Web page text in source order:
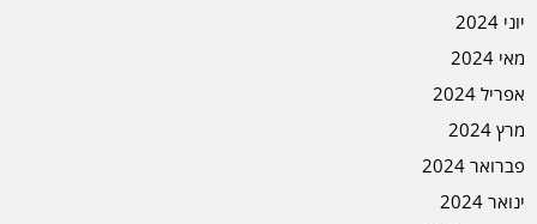
יוני 2024
מאי 2024
אפריל 2024
מרץ 2024
פברואר 2024
ינואר 2024